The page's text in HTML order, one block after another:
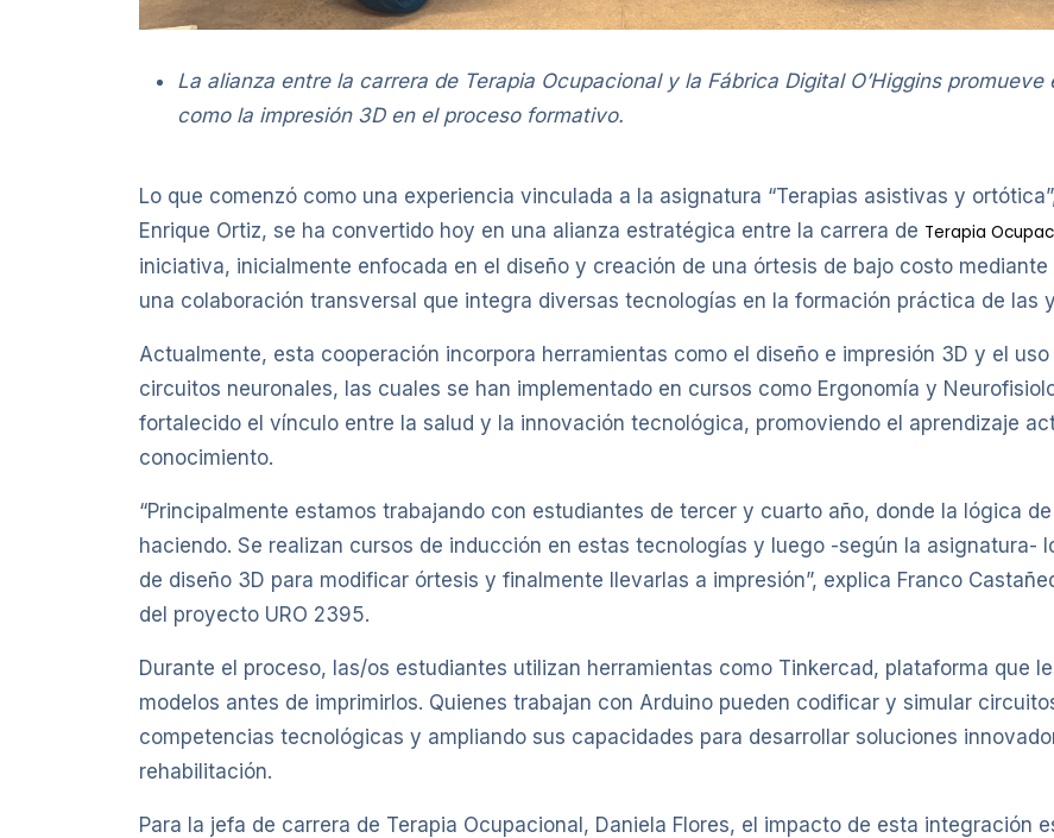
La alianza entre la carrera de Terapia Ocupacional y la Fábrica Digital O’Higgins
como la impresión 3D en el proceso formativo.
Lo que comenzó como una experiencia vinculada a la asignatura “Terapias asistivas y
Enrique Ortiz, se ha convertido hoy en una alianza estratégica entre la carrera de Terapia
iniciativa, inicialmente enfocada en el diseño y creación de una órtesis de bajo costo
una colaboración transversal que integra diversas tecnologías en la formación práctica de las
Actualmente, esta cooperación incorpora herramientas como el diseño e impresión 3D y el
circuitos neuronales, las cuales se han implementado en cursos como Ergonomía y
fortalecido el vínculo entre la salud y la innovación tecnológica, promoviendo el aprendizaje
conocimiento.
“Principalmente estamos trabajando con estudiantes de tercer y cuarto año, donde la lógica
haciendo. Se realizan cursos de inducción en estas tecnologías y luego -según la asignatura-
de diseño 3D para modificar órtesis y finalmente llevarlas a impresión”, explica Franco
del proyecto URO 2395.
Durante el proceso, las/os estudiantes utilizan herramientas como Tinkercad, plataforma que
modelos antes de imprimirlos. Quienes trabajan con Arduino pueden codificar y simular
competencias tecnológicas y ampliando sus capacidades para desarrollar soluciones
rehabilitación.
Para la jefa de carrera de Terapia Ocupacional, Daniela Flores, el impacto de esta integración